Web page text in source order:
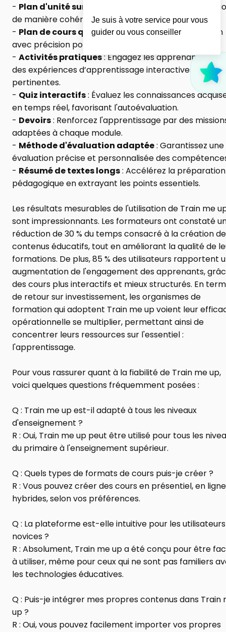
- Plan d'unité sur 10 jours
: Structurez votre
de manière cohérente et progressive.
- Plan de cours quotidien : Détaillez chaque session
avec précision pour une préparation optimale.
- Activités pratiques : Engagez les apprenants
des expériences d’apprentissage interactives et
pertinentes.
- Quiz interactifs : Évaluez les connaissances
en temps réel, favorisant l'autoévaluation.
- Devoirs : Renforcez l'apprentissage par des
adaptées à chaque module.
- Méthode d'évaluation adaptée : Garantissez une
évaluation précise et personnalisée des
- Résumé de textes longs : Accélérez la préparation
pédagogique en extrayant les points essentiels.
Les résultats mesurables de l'utilisation de Train me
sont impressionnants. Les formateurs ont constaté
réduction de 30 % du temps consacré à la création de
contenus éducatifs, tout en améliorant la qualité de
formations. De plus, 85 % des utilisateurs rapportent
augmentation de l'engagement des apprenants,
des cours plus interactifs et mieux structurés. En
de retour sur investissement, les organismes de
formation qui adoptent Train me up voient leur
opérationnelle se multiplier, permettant ainsi de
concentrer leurs ressources sur l'essentiel :
l'apprentissage.
Pour vous rassurer quant à la fiabilité de Train me up,
voici quelques questions fréquemment posées :
Q : Train me up est-il adapté à tous les niveaux
d'enseignement ?
R : Oui, Train me up peut être utilisé pour tous les
du primaire à l'enseignement supérieur.
Q : Quels types de formats de cours puis-je créer ?
R : Vous pouvez créer des cours en présentiel, en
hybrides, selon vos préférences.
Q : La plateforme est-elle intuitive pour les utilisateurs
novices ?
R : Absolument, Train me up a été conçu pour être
à utiliser, même pour ceux qui ne sont pas familiers
les technologies éducatives.
Q : Puis-je intégrer mes propres contenus dans Train
up ?
R : Oui, vous pouvez facilement importer vos propres
Je suis à votre service pour vous
guider ou vous conseiller